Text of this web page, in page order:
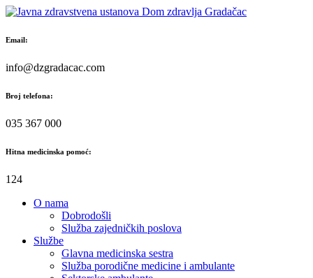
Skip
content
Email:
info@dzgradacac.com
Broj telefona:
035 367 000
Hitna medicinska pomoć:
124
O nama
Dobrodošli
Služba zajedničkih poslova
Službe
Glavna medicinska sestra
Služba porodične medicine i ambulante